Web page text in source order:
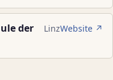
der
LinzWebsite ↗